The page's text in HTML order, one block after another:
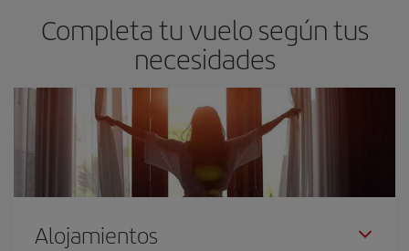
Completa tu vuelo según tus
necesidades
Alojamientos